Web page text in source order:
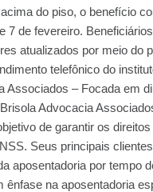
do piso, o benefício
7 de fevereiro.
atualizados por meio do
telefônico do
Associados – Focada em
Advocacia
de garantir os direitos
Seus principais
aposentadoria por tempo
ênfase na aposentadoria